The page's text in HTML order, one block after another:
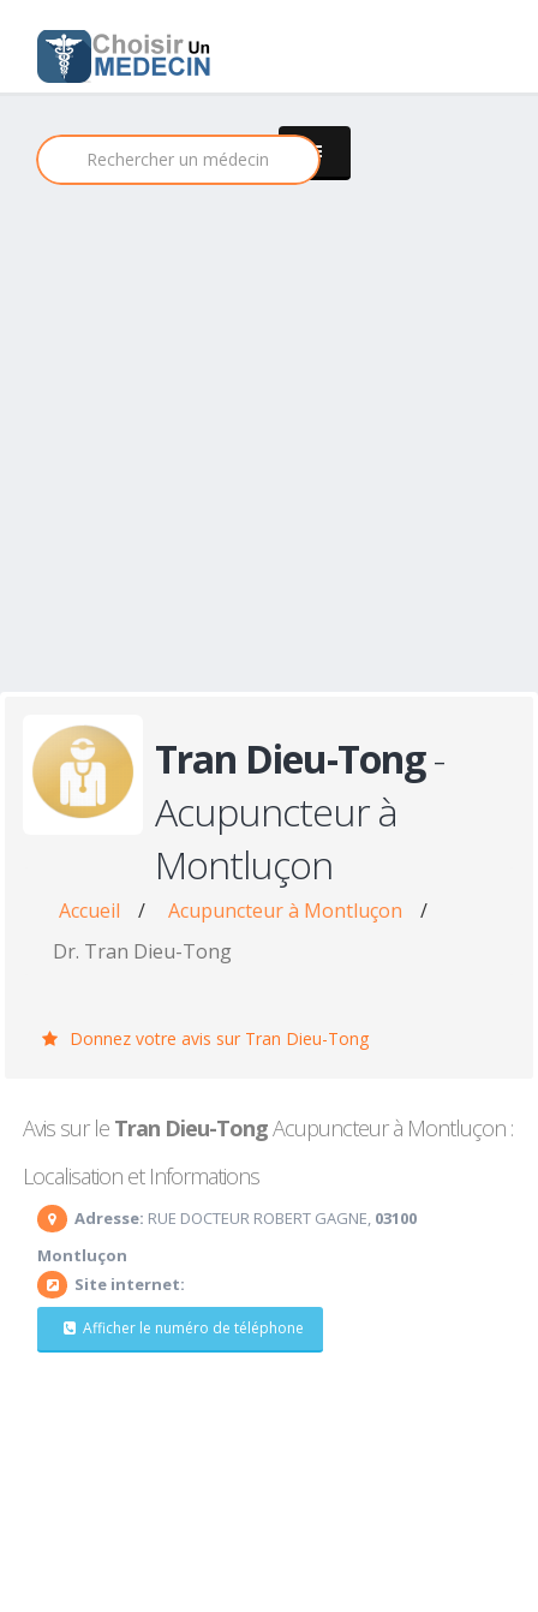
Tran Dieu-Tong-
Acupuncteur à
Montluçon
Accueil / Acupuncteur à Montluçon
/
Dr. Tran Dieu-Tong
Donnez votre avis sur Tran Dieu-Tong
Avis sur le Tran Dieu-TongAcupuncteur à Montluçon :
Localisation et Informations
Adresse: RUE DOCTEUR ROBERT GAGNE, 03100
Montluçon
Site internet:
Afficher le numéro de téléphone